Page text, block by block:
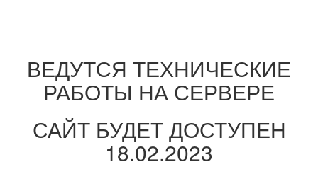
ВЕДУТСЯ ТЕХНИЧЕСКИЕ
РАБОТЫ НА СЕРВЕРЕ
САЙТ БУДЕТ ДОСТУПЕН
18.02.2023